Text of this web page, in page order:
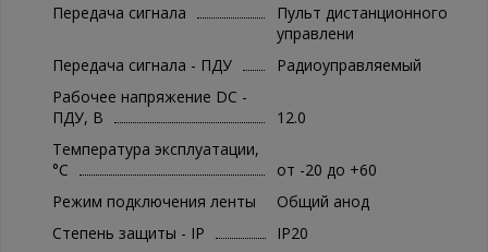
Передача сигнала
Пульт дистанционного
управлени
Передача сигнала - ПДУ
Радиоуправляемый
Рабочее напряжение DC -
ПДУ, В
12.0
Температура эксплуатации,
°C
от -20 до +60
Режим подключения ленты
Общий анод
Степень защиты - IP
IP20